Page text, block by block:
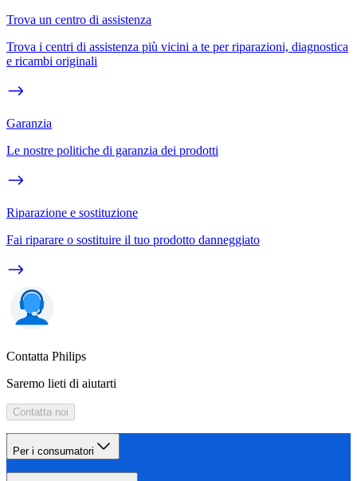
Trova un centro di assistenza
Trova i centri di assistenza più vicini a te per riparazioni, diagnostica
e ricambi originali
Garanzia
Le nostre politiche di garanzia dei prodotti
Riparazione e sostituzione
Fai riparare o sostituire il tuo prodotto danneggiato
Contatta Philips
Saremo lieti di aiutarti
Contatta noi
Per i consumatori